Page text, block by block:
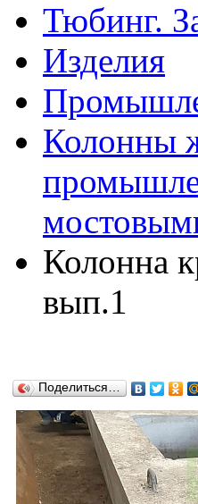
Тюбинг.
Изделия
Колонны
Колонна
вып.1
Поделиться…